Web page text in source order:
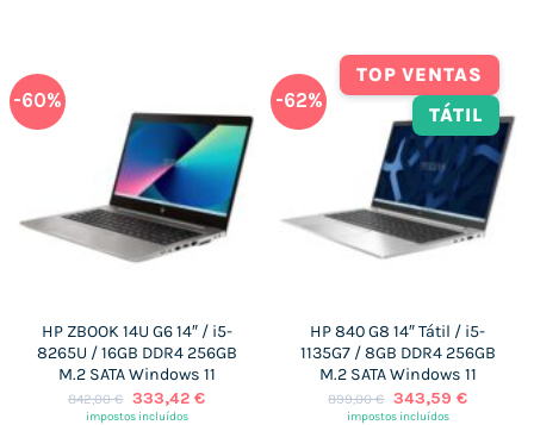
-60%
HP ZBOOK 14U G6 14″ / i5-
8265U / 16GB DDR4 256GB
M.2 SATA Windows 11
842,00€ O
preço
333,42 €O
impostos incluídos
-62%
TOP VENTAS
TÁTIL
HP 840 G8 14″ Tátil / i5-
1135G7 / 8GB DDR4 256GB
M.2 SATA Windows 11
899,00€ O
preço
343,59 €O
impostos incluídos